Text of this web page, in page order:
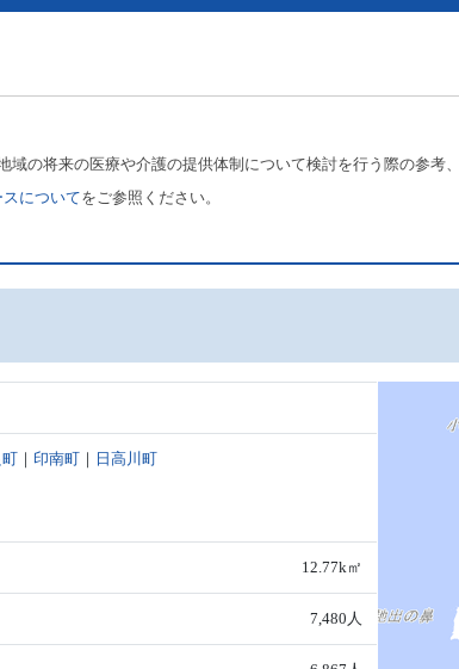
の将来の医療や介護の提供体制について検討を行う際の参考
についてをご参照ください。
町 ｜ 印南町 ｜ 日高川町
12.77k㎡
7,480人